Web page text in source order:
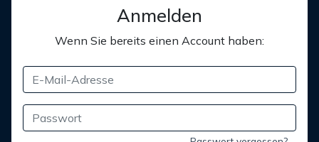
Anmelden
Wenn Sie bereits einen Account haben: